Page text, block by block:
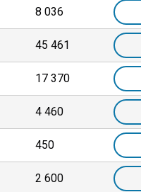
8 036
45 461
17 370
4 460
450
2 600